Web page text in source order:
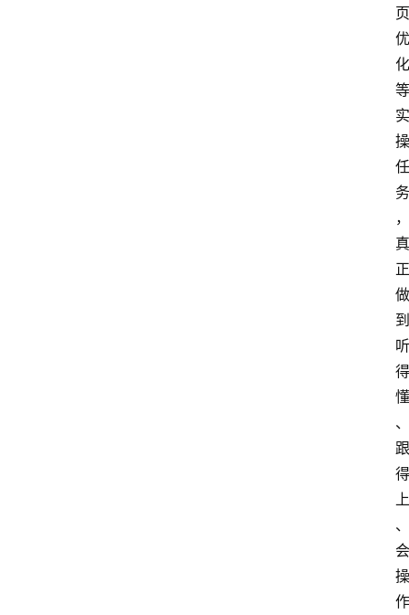
页
优
化
等
实
操
任
务
，
真
正
做
到
听
得
懂
、
跟
得
上
、
会
操
作